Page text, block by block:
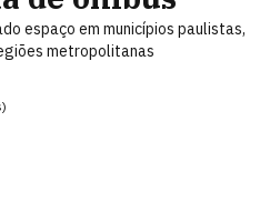
espaço em municípios paulistas,
metropolitanas